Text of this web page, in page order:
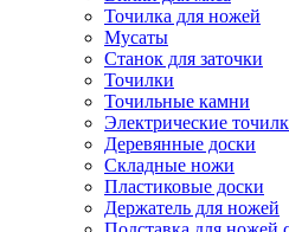
Точилка для ножей
Мусаты
Станок для заточки
Точилки
Точильные камни
Электрические
Деревянные доски
Складные ножи
Пластиковые доски
Держатель для ножей